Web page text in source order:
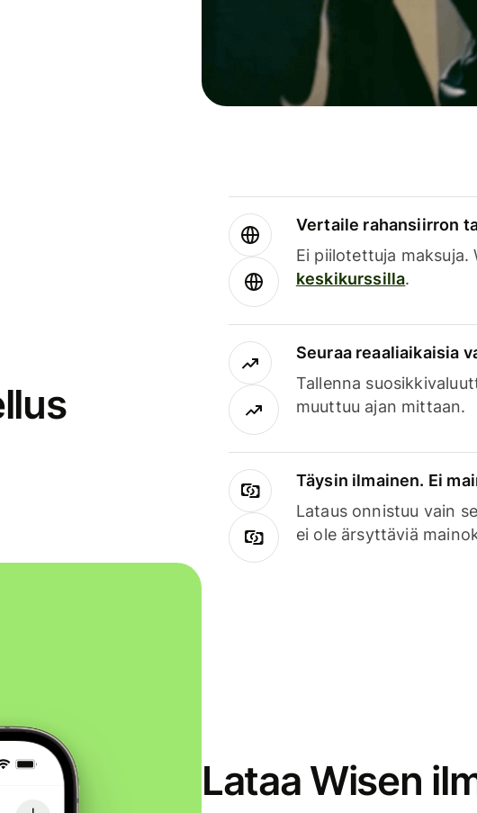
Vertaile rahansiirron
Ei piilotettuja maksuja.
keskikurssilla.
Seuraa reaaliaikaisia
Tallenna
muuttuu ajan mittaan.
Täysin ilmainen. Ei
Lataus onnistuu vain
ei ole ärsyttäviä
Lataa Wisen